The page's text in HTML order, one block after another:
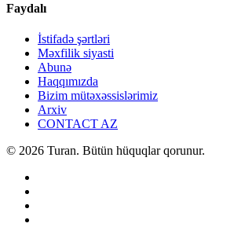
Faydalı
İstifadə şərtləri
Məxfilik siyasti
Abunə
Haqqımızda
Bizim mütəxəssislərimiz
Arxiv
CONTACT AZ
© 2026 Turan. Bütün hüquqlar qorunur.